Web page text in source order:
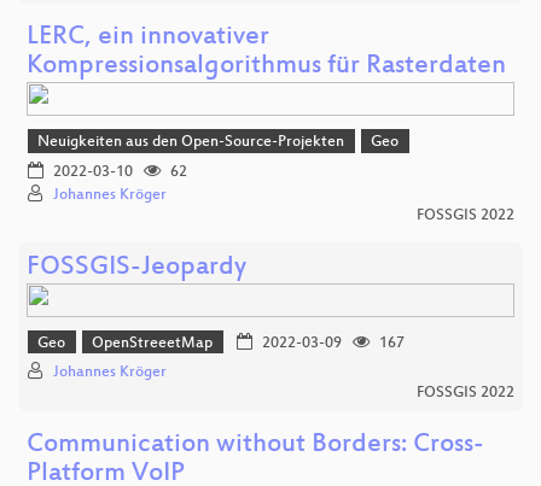
LERC, ein innovativer
Kompressionsalgorithmus für Rasterdaten
Neuigkeiten aus den Open-Source-Projekten
Geo
2022-03-10
62
Johannes Kröger
FOSSGIS 2022
FOSSGIS-Jeopardy
Geo OpenStreeetMap 2022-03-09
167
Johannes Kröger
FOSSGIS 2022
Communication without Borders: Cross-
Platform VoIP